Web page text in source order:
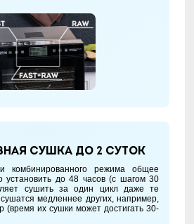
сушка до 2 суток
комбинированного режима общее
установить до 48 часов (с шагом 30
сушить за один цикл даже те
медленнее других, например,
(время их сушки может достигать 30-